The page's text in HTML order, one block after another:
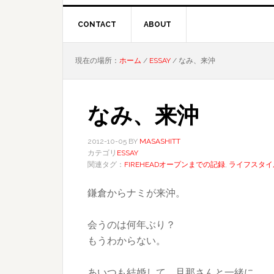
CONTACT ABOUT
現在の場所： ホーム / ESSAY / なみ、来沖
なみ、来沖
2012-10-05 BY MASASHITT
カテゴリ ESSAY
関連タグ： FIREHEADオープンまでの記録, ライフスタ
鎌倉からナミが来沖。
会うのは何年ぶり？
もうわからない。